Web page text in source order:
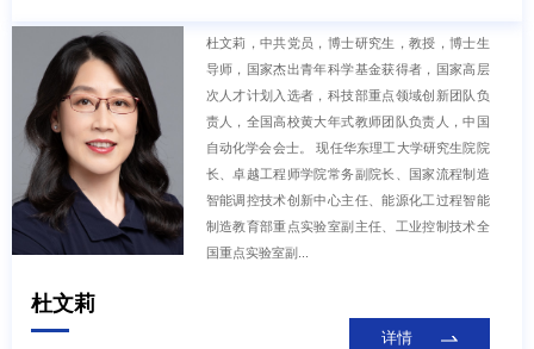
杜文莉，中共党员，博士研究生，教授，博士生
导师，国家杰出青年科学基金获得者，国家高层
次人才计划入选者，科技部重点领域创新团队负
责人，全国高校黄大年式教师团队负责人，中国
自动化学会会士。 现任华东理工大学研究生院院
长、卓越工程师学院常务副院长、国家流程制造
智能调控技术创新中心主任、能源化工过程智能
制造教育部重点实验室副主任、工业控制技术全
国重点实验室副...
杜文莉
详情